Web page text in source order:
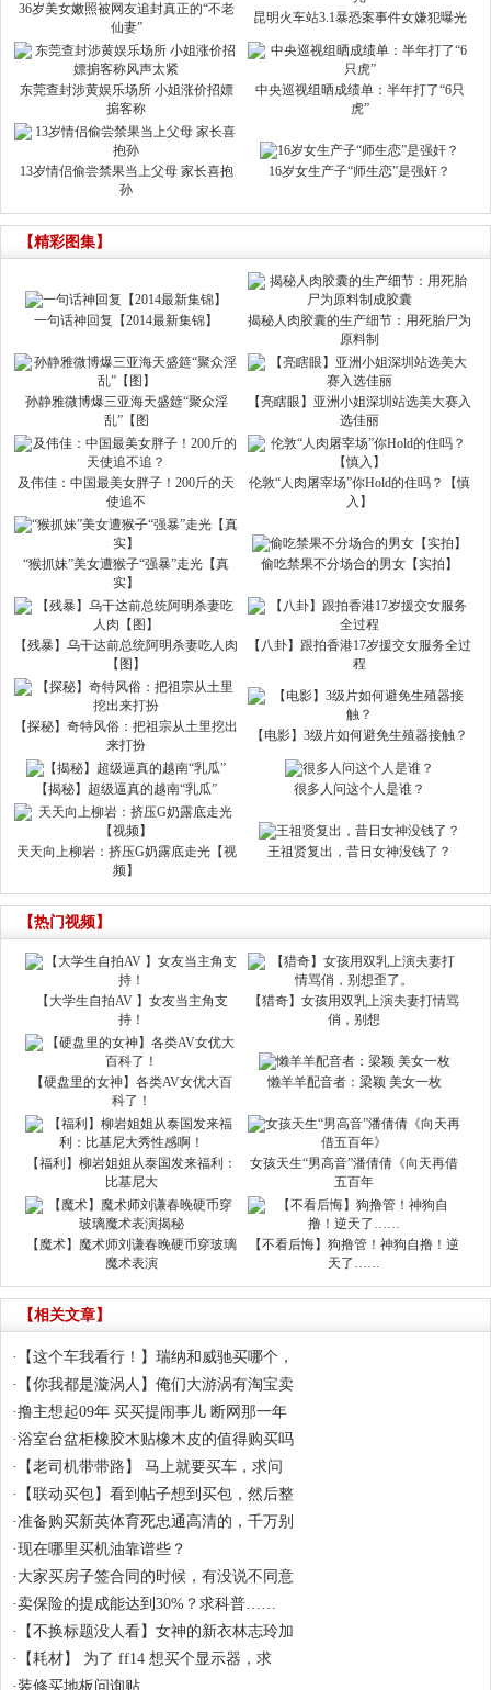
36岁美女嫩照被网友追封真正的“不老
仙妻”
昆明火车站3.1暴恐案事件女嫌犯曝光
东莞查封涉黄娱乐场所 小姐涨价招嫖
掮客称
中央巡视组晒成绩单：半年打了“6只
虎”
13岁情侣偷尝禁果当上父母 家长喜抱
孙
16岁女生产子“师生恋”是强奸？
【精彩图集】
一句话神回复【2014最新集锦】
揭秘人肉胶囊的生产细节：用死胎尸为
原料制
孙静雅微博爆三亚海天盛筵“聚众淫
乱”【图
【亮瞎眼】亚洲小姐深圳站选美大赛入
选佳丽
及伟佳：中国最美女胖子！200斤的天
使追不
伦敦“人肉屠宰场”你Hold的住吗？【慎
入】
“猴抓妹”美女遭猴子“强暴”走光【真
实】
偷吃禁果不分场合的男女【实拍】
【残暴】乌干达前总统阿明杀妻吃人肉
【图】
【八卦】跟拍香港17岁援交女服务全过
程
【探秘】奇特风俗：把祖宗从土里挖出
来打扮
【电影】3级片如何避免生殖器接触？
【揭秘】超级逼真的越南“乳瓜” 很多人问这个人是谁？
天天向上柳岩：挤压G奶露底走光【视
频】
王祖贤复出，昔日女神没钱了？
【热门视频】
【大学生自拍AV 】女友当主角支
持！
【猎奇】女孩用双乳上演夫妻打情骂
俏，别想
【硬盘里的女神】各类AV女优大百
科了！
懒羊羊配音者：梁颖 美女一枚
【福利】柳岩姐姐从泰国发来福利：
比基尼大
女孩天生“男高音”潘倩倩《向天再借
五百年
【魔术】魔术师刘谦春晚硬币穿玻璃
魔术表演
【不看后悔】狗撸管！神狗自撸！逆
天了……
【相关文章】
·
【这个车我看行！】瑞纳和威驰买哪个，
·
【你我都是漩涡人】俺们大游涡有淘宝卖
·撸主想起09年 买买提闹事儿 断网那一年
·浴室台盆柜橡胶木贴橡木皮的值得购买吗
·
【老司机带带路】 马上就要买车，求问
·
【联动买包】看到帖子想到买包，然后整
·准备购买新英体育死忠通高清的，千万别
·现在哪里买机油靠谱些？
· 大家买房子签合同的时候，有没说不同意
·卖保险的提成能达到30%？求科普……
·
【不换标题没人看】女神的新衣林志玲加
·
【耗材】 为了 ff14 想买个显示器，求
·装修买地板问询贴